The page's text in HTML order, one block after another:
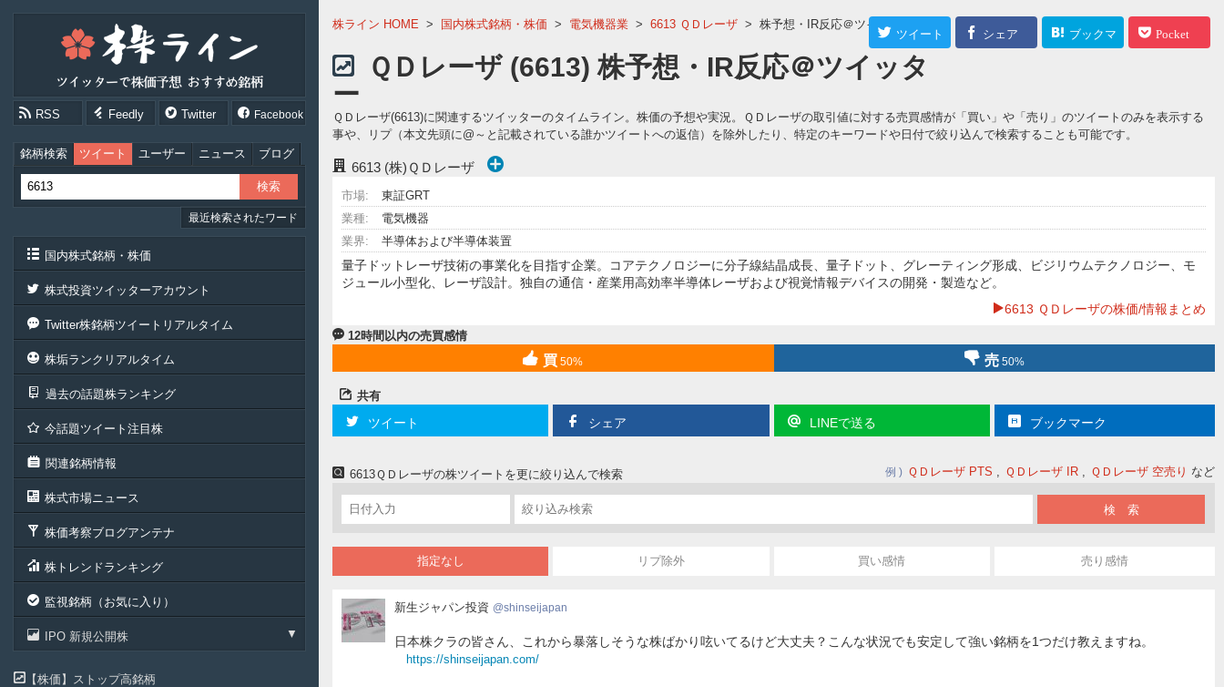
RSS Feedly Twitter Facebook
銘柄検索 ツイート ユーザー ニュース ブログ
最近検索されたワード
国内株式銘柄・株価
株式投資ツイッターアカウント
Twitter株銘柄ツイートリアルタイム
株垢ランクリアルタイム
過去の話題株ランキング
今話題ツイート注目株
関連銘柄情報
株式市場ニュース
株価考察ブログアンテナ
株トレンドランキング
監視銘柄（お気に入り）
IPO 新規公開株
株価 ストップ高銘柄
株ライン HOME > 国内株式銘柄・株価 > 電気機器業 > 6613 ＱＤレーザ > 株予想・IR反応＠ツイッター
ツイート シェア ブックマ Pocket
ＱＤレーザ (6613) 株予想・IR反応＠ツイッタ
ー
ＱＤレーザ(6613)に関連するツイッターのタイムライン。株価の予想や実況。ＱＤレーザの取引値に対する売買感情が「買い」や「売り」のツイートのみを表示する
事や、リプ（本文先頭に@～と記載されている誰かツイートへの返信）を除外したり、特定のキーワードや日付で絞り込んで検索することも可能です。
6613 (株)ＱＤレーザ
市場:
東証GRT
業種:
電気機器
業界:
半導体および半導体装置
量子ドットレーザ技術の事業化を目指す企業。コアテクノロジーに分子線結晶成長、量子ドット、グレーティング形成、ビジリウムテクノロジー、モ
ジュール小型化、レーザ設計。独自の通信・産業用高効率半導体レーザおよび視覚情報デバイスの開発・製造など。
6613 ＱＤレーザの株価/情報まとめ
12時間以内の売買感情
買 50% 売 50%
共有
ツイート シェア LINEで送る ブックマーク
6613ＱＤレーザの株ツイートを更に絞り込んで検索 例 ＱＤレーザ PTS ＱＤレーザ IR ＱＤレーザ 空売り など
指定なし リプ除外 買い感情 売り感情
新
ジ
新生ジャパン投資 shinseijapan
日本株クラの皆さん、これから暴落しそうな株ばかり呟いてるけど大丈夫？こんな状況でも安定して強い銘柄を1つだけ教えますね。
https://shinseijapan.com/